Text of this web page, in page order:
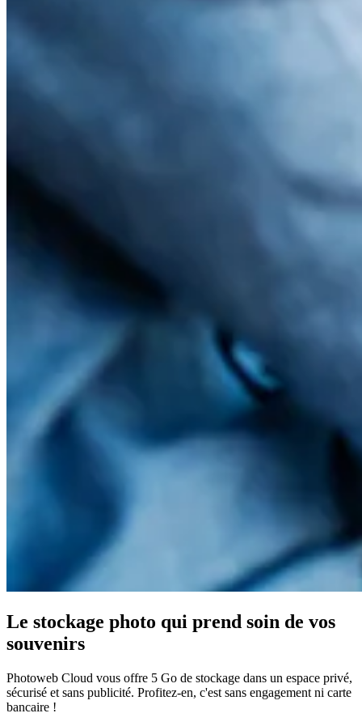
Le stockage photo qui prend soin de vos
souvenirs
Photoweb Cloud vous offre 5 Go de stockage dans un espace privé,
sécurisé et sans publicité. Profitez-en, c'est sans engagement ni carte
bancaire !